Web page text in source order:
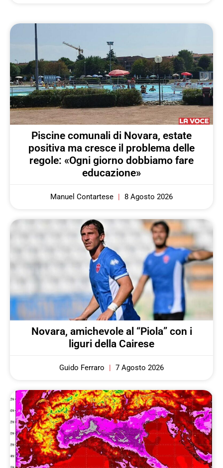
Piscine comunali di Novara, estate
positiva ma cresce il problema delle
regole: «Ogni giorno dobbiamo fare
educazione»
Manuel Contartese 8 Agosto 2026
Novara, amichevole al “Piola” con i
liguri della Cairese
Guido Ferraro 7 Agosto 2026